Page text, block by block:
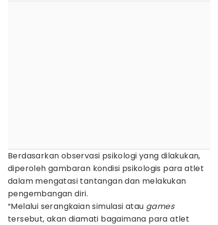
Berdasarkan observasi psikologi yang dilakukan,
diperoleh gambaran kondisi psikologis para atlet
dalam mengatasi tantangan dan melakukan
pengembangan diri.
“Melalui serangkaian simulasi atau games
tersebut, akan diamati bagaimana para atlet